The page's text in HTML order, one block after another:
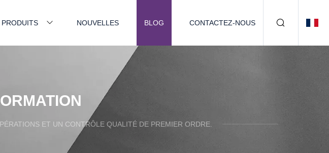
PRODUITS NOUVELLES BLOG CONTACTEZ-NOUS
ET UN CONTRÔLE QUALITÉ DE PREMIER ORDRE.